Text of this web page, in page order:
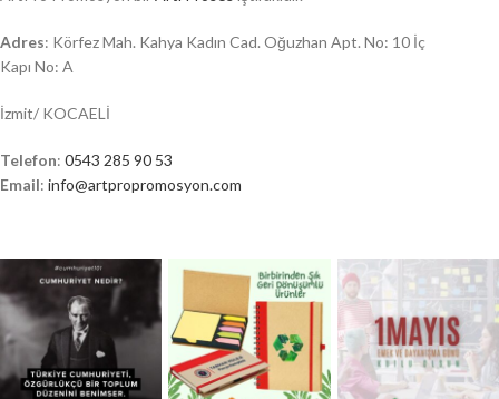
Adres: Körfez Mah. Kahya Kadın Cad. Oğuzhan Apt. No: 10 İç
Kapı No: A
İzmit/ KOCAELİ
Telefon: 0543 285 90 53
Email: info@artpropromosyon.com